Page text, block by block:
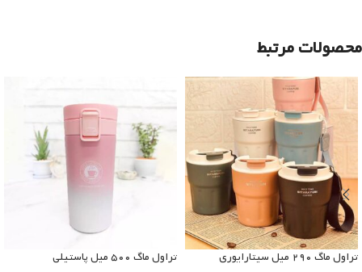
محصولات مرتبط
تراول ماگ ۲۹۰ میل سیتارایوری
تراول ماگ ۵۰۰ میل پاستیلی